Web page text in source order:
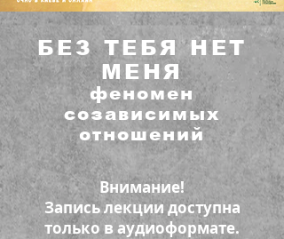
БЕЗ ТЕБЯ НЕТ
МЕНЯ
феномен
созависимых
отношений
Внимание!
Запись лекции доступна
только в аудиоформате.